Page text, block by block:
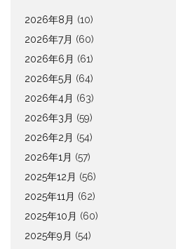
2026年8月 (10)
2026年7月 (60)
2026年6月 (61)
2026年5月 (64)
2026年4月 (63)
2026年3月 (59)
2026年2月 (54)
2026年1月 (57)
2025年12月 (56)
2025年11月 (62)
2025年10月 (60)
2025年9月 (54)